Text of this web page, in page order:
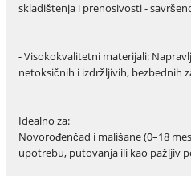
skladištenja i prenosivosti -
- Visokokvalitetni materijali:
netoksičnih i izdržljivih, bezbednih
Idealno za:
Novorođenčad i mališane (0–18
upotrebu, putovanja ili kao pažljiv